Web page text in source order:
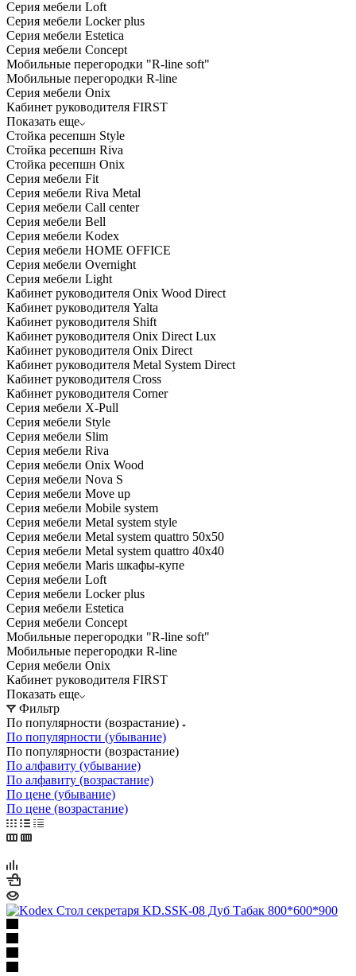
Серия мебели Loft
Серия мебели Locker plus
Серия мебели Estetica
Серия мебели Concept
Мобильные перегородки "R-line soft"
Мобильные перегородки R-line
Серия мебели Onix
Кабинет руководителя FIRST
Показать еще
Стойка ресепшн Style
Стойка ресепшн Riva
Стойка ресепшн Onix
Серия мебели Fit
Серия мебели Riva Metal
Серия мебели Call center
Серия мебели Bell
Серия мебели Kodex
Серия мебели HOME OFFICE
Серия мебели Overnight
Серия мебели Light
Кабинет руководителя Onix Wood Direct
Кабинет руководителя Yalta
Кабинет руководителя Shift
Кабинет руководителя Onix Direct Lux
Кабинет руководителя Onix Direct
Кабинет руководителя Metal System Direct
Кабинет руководителя Cross
Кабинет руководителя Corner
Серия мебели X-Pull
Серия мебели Style
Серия мебели Slim
Серия мебели Riva
Серия мебели Onix Wood
Серия мебели Nova S
Серия мебели Move up
Серия мебели Mobile system
Серия мебели Metal system style
Серия мебели Metal system quattro 50x50
Серия мебели Metal system quattro 40x40
Серия мебели Maris шкафы-купе
Серия мебели Loft
Серия мебели Locker plus
Серия мебели Estetica
Серия мебели Concept
Мобильные перегородки "R-line soft"
Мобильные перегородки R-line
Серия мебели Onix
Кабинет руководителя FIRST
Показать еще
Фильтр
По популярности (возрастание)
По популярности (убывание)
По популярности (возрастание)
По алфавиту (убывание)
По алфавиту (возрастание)
По цене (убывание)
По цене (возрастание)